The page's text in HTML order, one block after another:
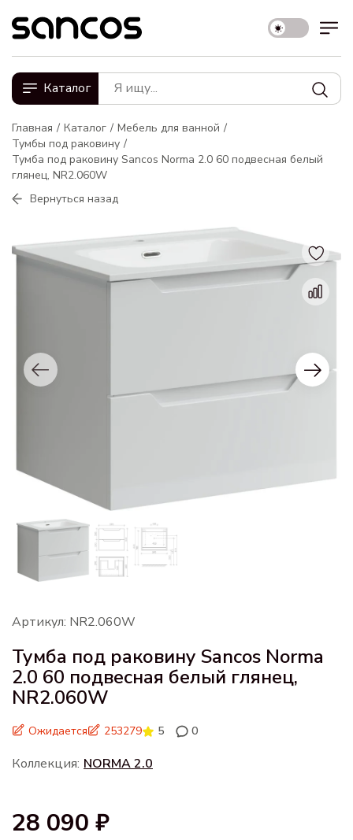
Каталог
Главная Каталог
Мебель для ванной
Тумбы под раковину
Тумба под раковину Sancos Norma 2.0 60 подвесная белый
глянец, NR2.060W
Вернуться назад
Артикул: NR2.060W
Тумба под раковину Sancos Norma
2.0 60 подвесная белый глянец,
NR2.060W
Ожидается 253279 5 0
Коллекция: NORMA 2.0
28 090 ₽